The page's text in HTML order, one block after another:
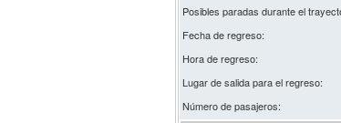
Posibles paradas durante el
Fecha de regreso:
Hora de regreso:
Lugar de salida para el regreso:
Número de pasajeros: